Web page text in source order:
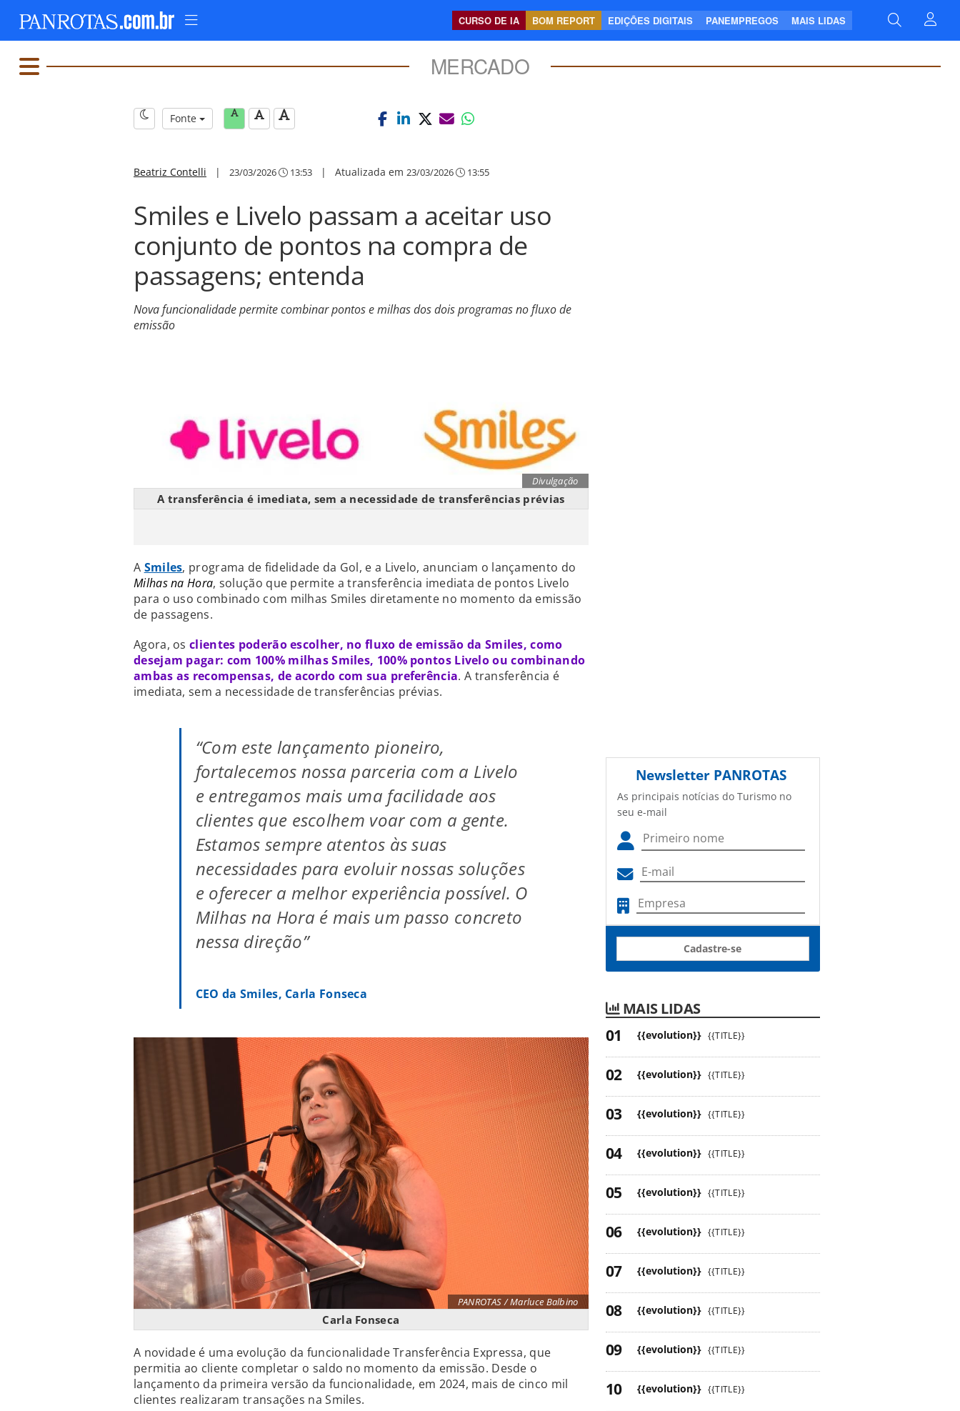
CURSO DE IA BOM REPORT EDIÇÕES DIGITAIS PANEMPREGOS MAIS LIDAS
MERCADO
Fonte
Beatriz Contelli | 23/03/2026 13:53 | Atualizada em 23/03/2026 13:55
Smiles e Livelo passam a aceitar uso
conjunto de pontos na compra de
passagens; entenda
Nova funcionalidade permite combinar pontos e milhas dos dois programas no fluxo de
emissão
Divulgação
A transferência é imediata, sem a necessidade de transferências prévias
A Smiles, programa de fidelidade da Gol, e a Livelo, anunciam o lançamento do
Milhas na Hora, solução que permite a transferência imediata de pontos Livelo
para o uso combinado com milhas Smiles diretamente no momento da emissão
de passagens.
Agora, os clientes poderão escolher, no fluxo de emissão da Smiles, como
desejam pagar: com 100% milhas Smiles, 100% pontos Livelo ou combinando
ambas as recompensas, de acordo com sua preferência. A transferência é
imediata, sem a necessidade de transferências prévias.
“Com este lançamento pioneiro,
fortalecemos nossa parceria com a Livelo
e entregamos mais uma facilidade aos
clientes que escolhem voar com a gente.
Estamos sempre atentos às suas
necessidades para evoluir nossas soluções
e oferecer a melhor experiência possível. O
Milhas na Hora é mais um passo concreto
nessa direção”
CEO da Smiles, Carla Fonseca
PANROTAS / Marluce Balbino
Carla Fonseca
A novidade é uma evolução da funcionalidade Transferência Expressa, que
permitia ao cliente completar o saldo no momento da emissão. Desde o
lançamento da primeira versão da funcionalidade, em 2024, mais de cinco mil
clientes realizaram transações na Smiles.
Newsletter PANROTAS
As principais notícias do Turismo no
seu e-mail
Cadastre-se
MAIS LIDAS
{{evolution}} {{TITLE}}
{{evolution}} {{TITLE}}
{{evolution}} {{TITLE}}
{{evolution}} {{TITLE}}
{{evolution}} {{TITLE}}
{{evolution}} {{TITLE}}
{{evolution}} {{TITLE}}
{{evolution}} {{TITLE}}
{{evolution}} {{TITLE}}
{{evolution}} {{TITLE}}